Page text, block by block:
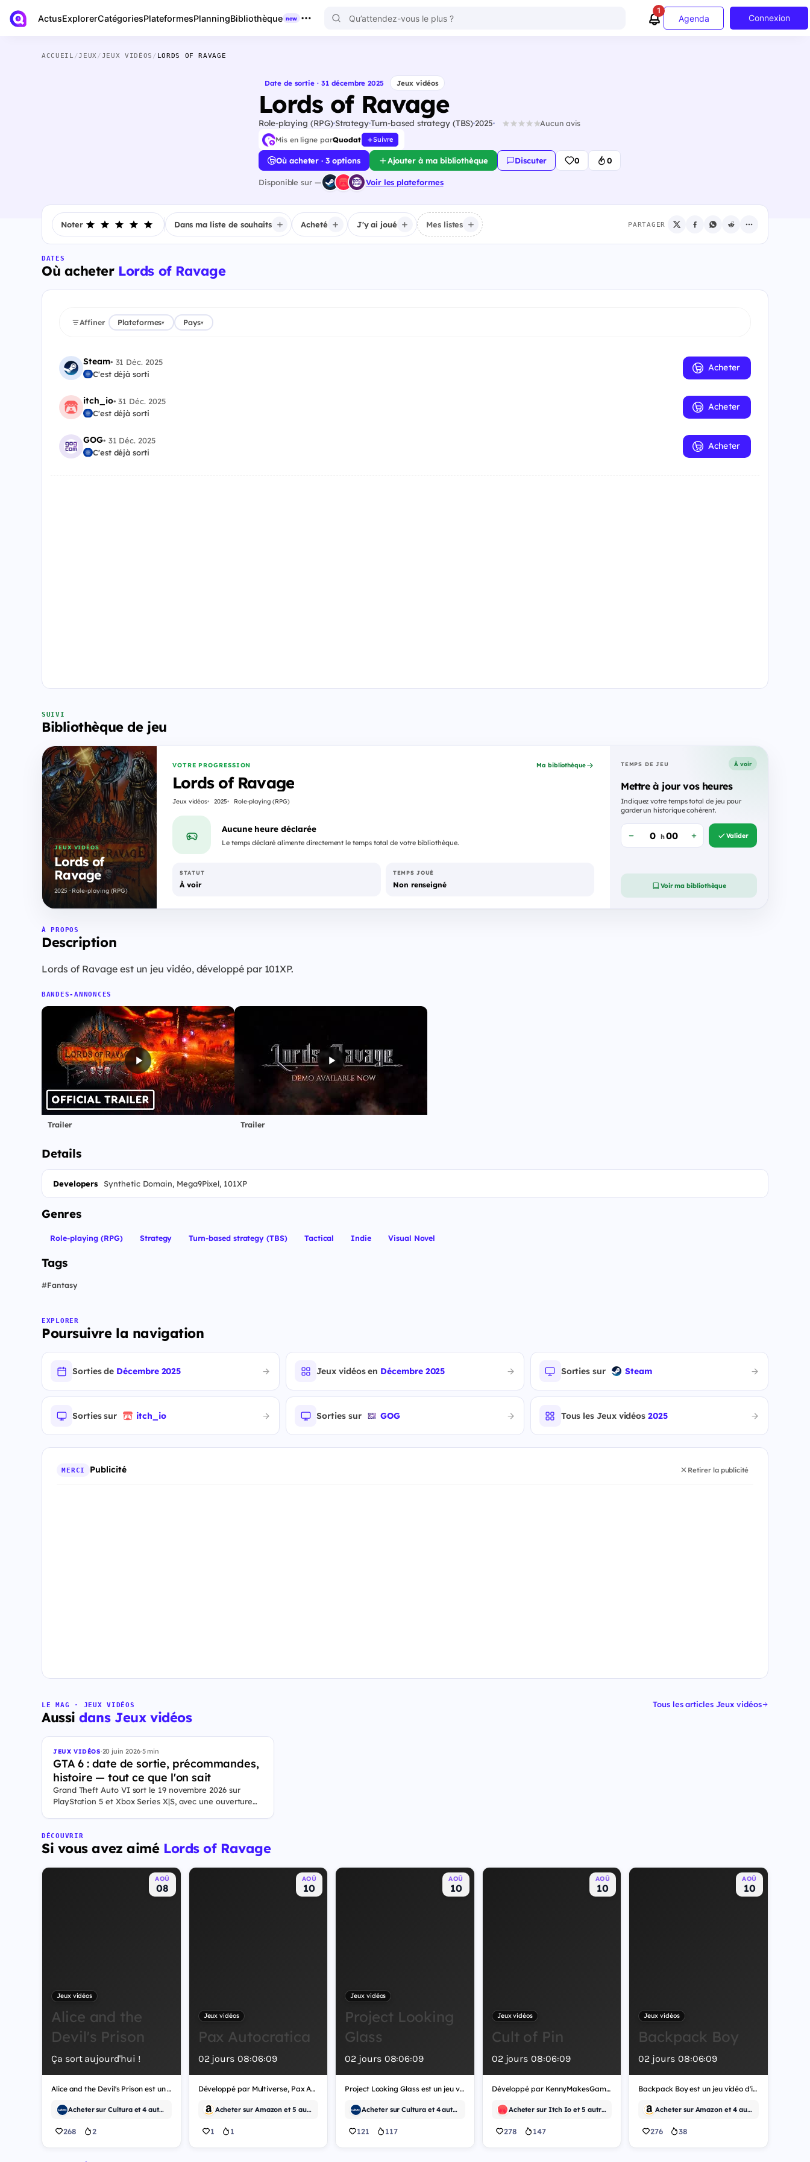
ActusExplorerCatégoriesPlateformesPlanningBibliothèque new
1
Agenda Connexion
ACCUEIL /JEUX/JEUX VIDÉOS / LORDS OF RAVAGE
Date de sortie · 31 décembre 2025 Jeux vidéos
Lords of Ravage
Role-playing (RPG)StrategyTurn-based strategy (TBS) 2025 Aucun avis
Mis en ligne parQuodat Suivre
Où acheter · 3 options Ajouter à ma bibliothèque Discuter 0 0
Disponible sur — Voir les plateformes
Noter Dans ma liste de souhaits Acheté J'y ai joué Mes listes PARTAGER
DATES
Où acheter Lords of Ravage
Affiner Plateformes▾ Pays▾
Steam• 31 Déc. 2025
C'est déjà sorti
Acheter
itch_io•31 Déc. 2025
C'est déjà sorti
Acheter
GOG• 31 Déc. 2025
C'est déjà sorti
Acheter
SUIVI
Bibliothèque de jeu
JEUX VIDÉOS
Lords of
Ravage
2025 · Role-playing (RPG)
VOTRE PROGRESSION
Lords of Ravage
Jeux vidéos 2025 Role-playing (RPG)
Ma bibliothèque
Aucune heure déclarée
Le temps déclaré alimente directement le temps total de votre bibliothèque.
STATUT
À voir
TEMPS JOUÉ
Non renseigné
TEMPS DE JEU À voir
Mettre à jour vos heures
Indiquez votre temps total de jeu pour
garder un historique cohérent.
h Valider
Voir ma bibliothèque
À PROPOS
Description
Lords of Ravage est un jeu vidéo, développé par 101XP.
BANDES-ANNONCES
Trailer Trailer
Details
Developers Synthetic Domain, Mega9Pixel, 101XP
Genres
Role-playing (RPG) Strategy Turn-based strategy (TBS) Tactical Indie Visual Novel
Tags
#Fantasy
EXPLORER
Poursuivre la navigation
Sorties de Décembre 2025 Jeux vidéos en Décembre 2025 Sorties sur Steam
Sorties sur itch_io Sorties sur GOG Tous les Jeux vidéos2025
MERCI Publicité Retirer la publicité
LE MAG · JEUX VIDÉOS
Aussidans Jeux vidéos
Tous les articles Jeux vidéos
JEUX VIDÉOS·20 juin 2026·5 min
GTA 6 : date de sortie, précommandes,
histoire — tout ce que l'on sait
Grand Theft Auto VI sort le 19 novembre 2026 sur
PlayStation 5 et Xbox Series X|S, avec une ouverture
City. Il met en scène pour la première fois un duo de
protagonistes jouables, Jason et Lucia, cette dernière
DÉCOUVRIR
Si vous avez aimé Lords of Ravage
AOÛ
08
Jeux vidéos
Alice and the
Devil's Prison
Ça sort aujourd'hui !
Alice and the Devil's Prison est un jeu vidéo d'indépendant, développé par Tsukki's Tea Party.
Acheter sur Cultura et 4 autres
268 2
AOÛ
10
Jeux vidéos
Pax Autocratica
02jours 08:06:07
Développé par Multiverse, Pax Autocratica est un jeu vidéo de tir.
Acheter sur Amazon et 5 autres
1 1
AOÛ
10
Jeux vidéos
Project Looking
Glass
02 jours 08:06:07
Project Looking Glass est un jeu vidéo d'indépendant, développé par Morph.
Acheter sur Cultura et 4 autres
121 117
AOÛ
10
Jeux vidéos
Cult of Pin
02jours 08:06:07
Développé par KennyMakesGames, Cult of Pin est un jeu vidéo de stratégie.
Acheter sur Itch Io et 5 autres
278 147
AOÛ
10
Jeux vidéos
Backpack Boy
02 jours 08:06:07
Backpack Boy est un jeu vidéo d'indépendant.
Acheter sur Amazon et 4 autres
276 38